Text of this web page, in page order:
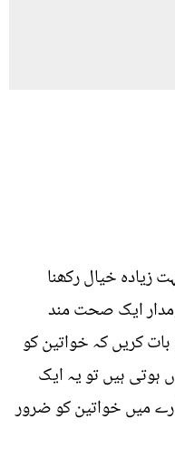
خیال رکھنا
ایک صحت مند
بات کریں کہ خواتین کو
ہوتی ہیں تو یہ ایک
میں خواتین کو ضرور